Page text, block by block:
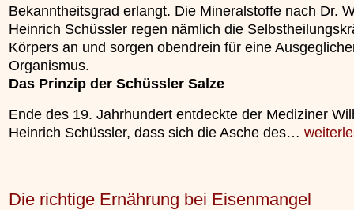
Bekanntheitsgrad erlangt. Die Mineralstoffe nach Dr.
Heinrich Schüssler regen nämlich die
Körpers an und sorgen obendrein für eine
Organismus.
Das Prinzip der Schüssler Salze
Ende des 19. Jahrhundert entdeckte der Mediziner
Heinrich Schüssler, dass sich die Asche des…
Die richtige Ernährung bei Eisenmangel
In der TCM sind Experten der
»»»